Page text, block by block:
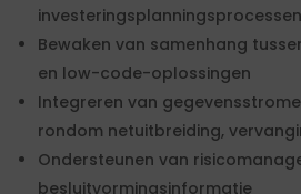
investeringsplanningsprocessen
Bewaken van samenhang
en low-code-oplossingen
Integreren van
rondom netuitbreiding,
Ondersteunen van
besluitvormingsinformatie